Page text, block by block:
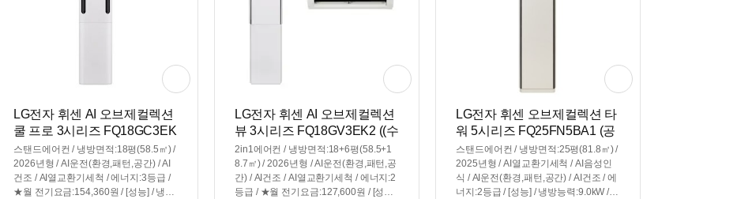
LG전자 휘센 AI 오브제컬렉션
쿨 프로 3시리즈 FQ18GC3EK
1 (공식인증 설치)
스탠드에어컨 / 냉방면적:18평(58.5㎡) /
2026년형 / AI운전(환경,패턴,공간) / AI
건조 / AI열교환기세척 / 에너지:3등급 /
★월 전기요금:154,360원 / [성능] / 냉방
LG전자 휘센 AI 오브제컬렉션
뷰 3시리즈 FQ18GV3EK2 ((수
도권)기본설치비 포함)
2in1에어컨 / 냉방면적:18+6평(58.5+1
8.7㎡) / 2026년형 / AI운전(환경,패턴,공
간) / AI건조 / AI열교환기세척 / 에너지:2
등급 / ★월 전기요금:127,600원 / [성능]
LG전자 휘센 오브제컬렉션 타
워 5시리즈 FQ25FN5BA1 (공
식인증 설치)
스탠드에어컨 / 냉방면적:25평(81.8㎡) /
2025년형 / AI열교환기세척 / AI음성인
식 / AI운전(환경,패턴,공간) / AI건조 / 에
너지:2등급 / [성능] / 냉방능력:9.0kW /